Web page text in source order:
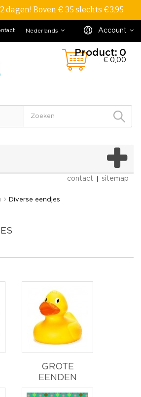
dagen! Boven € 35 slechts €3,95
Account
Nederlands
Product: 0
€ 0,00
contact sitemap
Diverse eendjes
GROTE
EENDEN